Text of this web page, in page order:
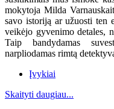
mokytoja Milda
savo istoriją ar užuosti ten
veikėjo gyvenimo detales,
Taip bandydamas
narpliodamas rimtą
Įvykiai
Skaityti daugiau...